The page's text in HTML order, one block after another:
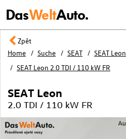
DasWeltAuto.
Zpět
Home
Suche SEAT
SEAT Leon
SEAT Leon 2.0 TDI / 110 kW FR
SEAT Leon
2.0 TDI / 110 kW FR